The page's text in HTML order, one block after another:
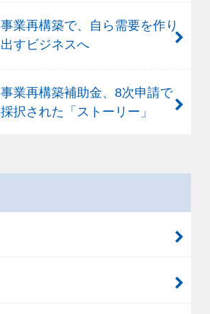
事業再構築で、自ら需要を作り
出すビジネスへ
事業再構築補助金、8次申請で
採択された「ストーリー」